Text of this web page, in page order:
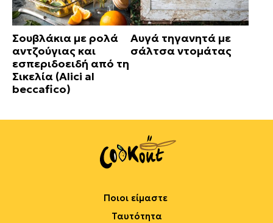
Σουβλάκια με ρολά
αντζούγιας και
εσπεριδοειδή από τη
Σικελία (Alici al
beccafico)
Αυγά τηγανητά με
σάλτσα ντομάτας
Ποιοι είμαστε
Ταυτότητα